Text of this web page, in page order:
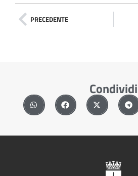
PRECEDENTE
Condividi